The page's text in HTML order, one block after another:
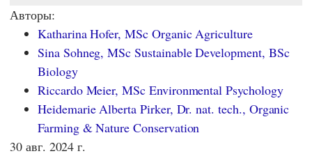
Авторы:
Katharina Hofer, MSc Organic Agriculture
Sina Sohneg, MSc Sustainable Development, BSc
Biology
Riccardo Meier, MSc Environmental Psychology
Heidemarie Alberta Pirker, Dr. nat. tech., Organic
Farming & Nature Conservation
30 авг. 2024 г.